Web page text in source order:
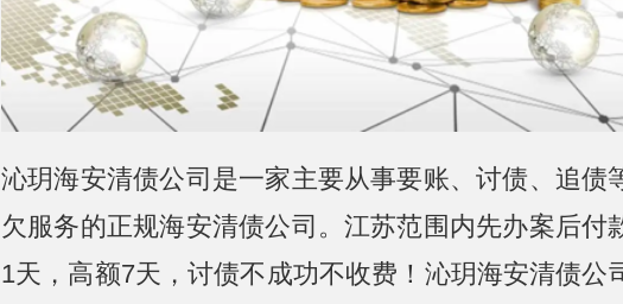
沁玥海安清债公司是一家主要从事要账、讨债、追债
欠服务的正规海安清债公司。江苏范围内先办案后付
1天，高额7天，讨债不成功不收费！沁玥海安清债公